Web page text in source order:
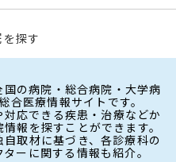
を探す
の病院・総合病院・大学病
合医療情報サイトです。
応できる疾患・治療などか
報を探すことができます。
取材に基づき、各診療科の
ーに関する情報も紹介。